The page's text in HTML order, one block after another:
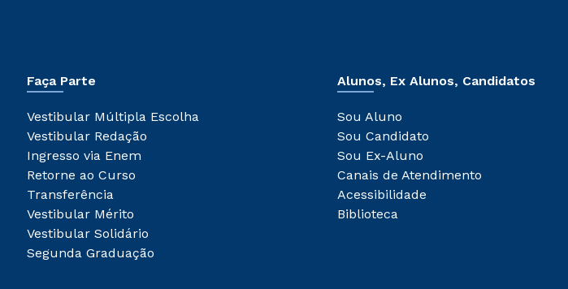
Faça Parte
Vestibular Múltipla Escolha
Vestibular Redação
Ingresso via Enem
Retorne ao Curso
Transferência
Vestibular Mérito
Vestibular Solidário
Segunda Graduação
Alunos, Ex Alunos, Candidatos
Sou Aluno
Sou Candidato
Sou Ex-Aluno
Canais de Atendimento
Acessibilidade
Biblioteca